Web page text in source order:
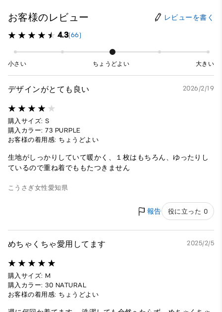
お客様のレビュー レビューを書く
4.3(66)
小さい ちょうどよい 大きい
デザインがとても良い 2026/2/19
購入サイズ: S
購入カラー: 73 PURPLE
お客様の着用感: ちょうどよい
生地がしっかりしていて暖かく、１枚はもちろん、ゆったりし
ているので重ね着でももたつきません
こうさぎ女性愛知県
報告 役に立った 0
めちゃくちゃ愛用してます 2025/2/5
購入サイズ: M
購入カラー: 30 NATURAL
お客様の着用感: ちょうどよい